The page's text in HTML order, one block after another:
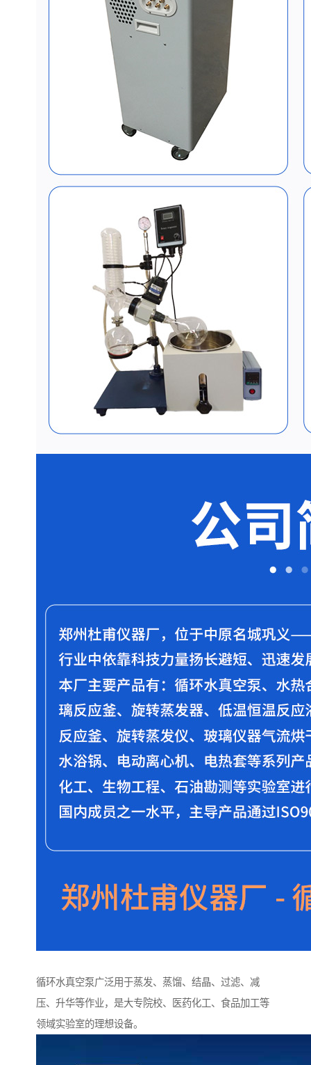
循环水真空泵广泛用于蒸发、蒸馏、结晶、过滤、减
压、升华等作业，是大专院校、医药化工、食品加工等
领域实验室的理想设备。